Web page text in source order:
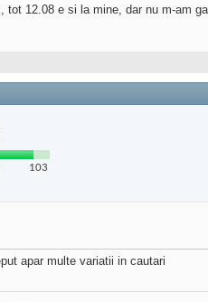
tot 12.08 e si la mine, dar nu m-am
103
apar multe variatii in cautari